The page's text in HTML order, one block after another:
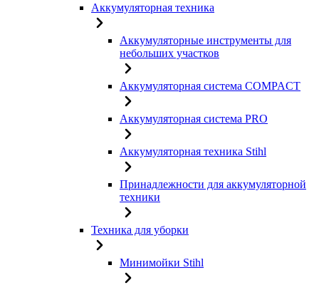
Аккумуляторная техника
Аккумуляторные инструменты для
небольших участков
Аккумуляторная система COMPACT
Аккумуляторная система PRO
Аккумуляторная техника Stihl
Принадлежности для аккумуляторной
техники
Техника для уборки
Минимойки Stihl